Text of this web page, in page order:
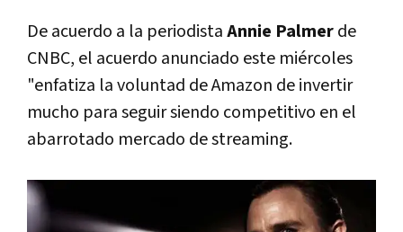
De acuerdo a la periodistaAnnie Palmerde
CNBC, el acuerdo anunciado este miércoles
"enfatiza la voluntad de Amazon de invertir
mucho para seguir siendo competitivo en el
abarrotado mercado de streaming.